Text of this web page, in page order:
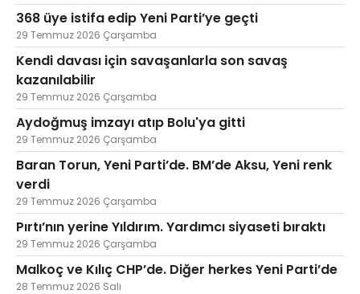
368 üye istifa edip Yeni Parti’ye geçti
29 Temmuz 2026 Çarşamba
Kendi davası için savaşanlarla son savaş
kazanılabilir
29 Temmuz 2026 Çarşamba
Aydoğmuş imzayı atıp Bolu'ya gitti
29 Temmuz 2026 Çarşamba
Baran Torun, Yeni Parti’de. BM’de Aksu, Yeni renk
verdi
29 Temmuz 2026 Çarşamba
Pırtı’nın yerine Yıldırım. Yardımcı siyaseti bıraktı
29 Temmuz 2026 Çarşamba
Malkoç ve Kılıç CHP’de. Diğer herkes Yeni Parti’de
28 Temmuz 2026 Salı